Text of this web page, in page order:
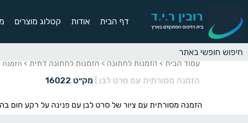
דף הבית אודות קטלוג מוצרים
עמוד הבית > הזמנות לחתונה > הזמנות לחתונה דתית > הזמנה
הזמנה מסורתית עם סרט לבן מק״ט 16022
הזמנה מסורתית עם ציור של סרט לבן עם פנינה על רקע